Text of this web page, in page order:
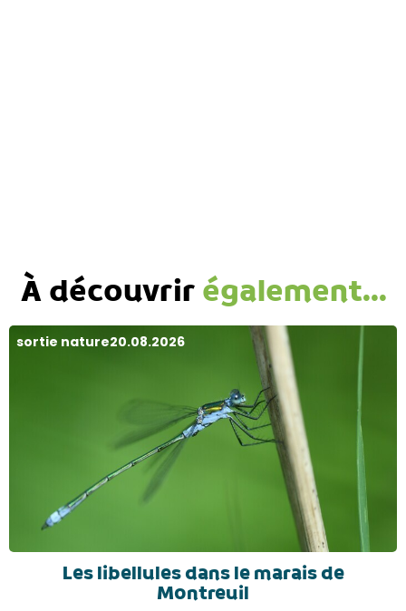
À découvrirégalement...
sortie nature20.08.2026
Les libellules dans le marais de
Montreuil